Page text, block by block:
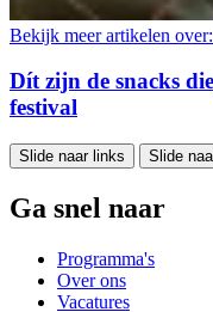
Bekijk meer artikelen over:
Dít zijn de snacks
festival
Slide naar links Slide
Ga snel naar
Programma's
Over ons
Vacatures